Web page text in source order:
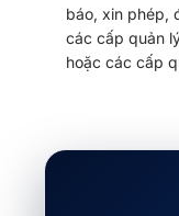
báo, xin phép,
các cấp quản
hoặc các cấp